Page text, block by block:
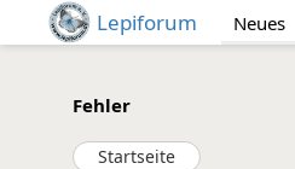
Lepiforum Neues
Fehler
Startseite